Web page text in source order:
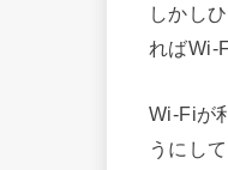
しかし
ればWi-
Wi-Fiが
うにし